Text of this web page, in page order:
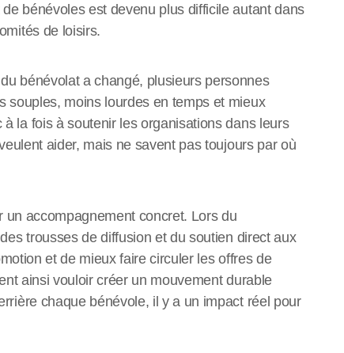
bénévoles est devenu plus difficile autant dans
de loisirs.
bénévolat a changé, plusieurs personnes
souples, moins lourdes en temps et mieux
la fois à soutenir les organisations dans leurs
aider, mais ne savent pas toujours par où
accompagnement concret. Lors du
trousses de diffusion et du soutien direct aux
et de mieux faire circuler les offres de
ainsi vouloir créer un mouvement durable
chaque bénévole, il y a un impact réel pour